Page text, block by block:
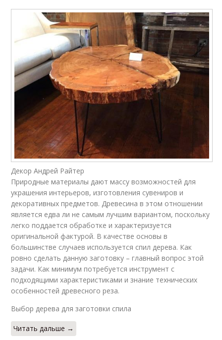
Декор Андрей Райтер
Природные материалы дают массу возможностей для
украшения интерьеров, изготовления сувениров и
декоративных предметов. Древесина в этом отношении
является едва ли не самым лучшим вариантом, поскольку
легко поддается обработке и характеризуется
оригинальной фактурой. В качестве основы в
большинстве случаев используется спил дерева. Как
ровно сделать данную заготовку – главный вопрос этой
задачи. Как минимум потребуется инструмент с
подходящими характеристиками и знание технических
особенностей древесного реза.
Выбор дерева для заготовки спила
Читать дальше →